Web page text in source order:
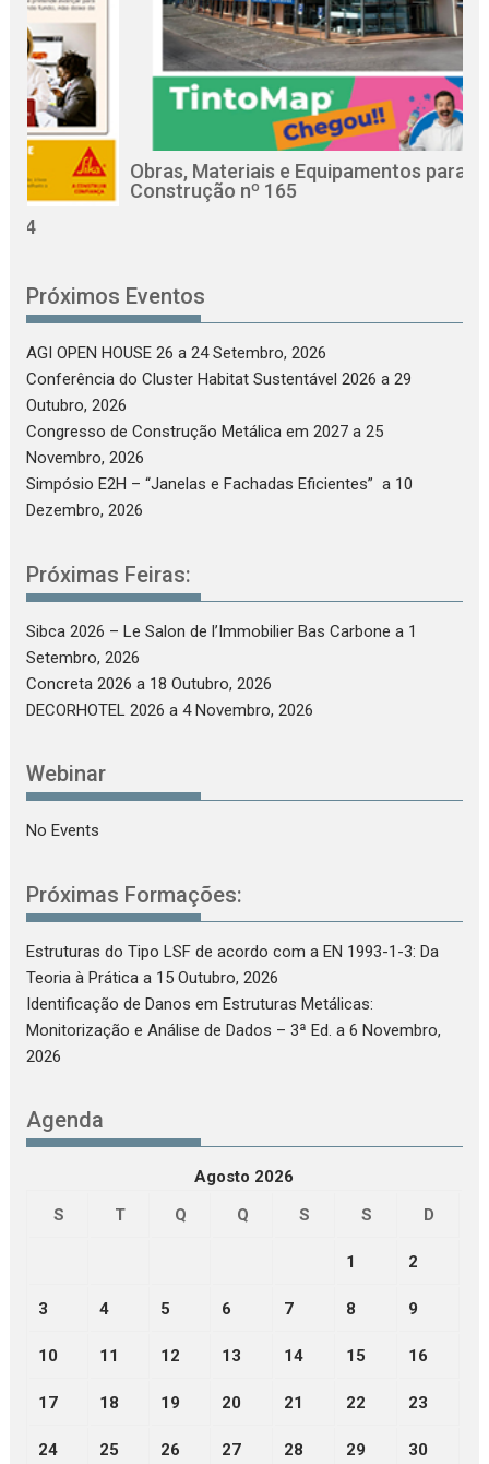
Obras, Materiais e Equipamentos para a
Construção nº 165
Próximos Eventos
AGI OPEN HOUSE 26 a 24 Setembro, 2026
Conferência do Cluster Habitat Sustentável 2026 a 29
Outubro, 2026
Congresso de Construção Metálica em 2027 a 25
Novembro, 2026
Simpósio E2H – “Janelas e Fachadas Eficientes” a 10
Dezembro, 2026
Próximas Feiras:
Sibca 2026 – Le Salon de l’Immobilier Bas Carbone a 1
Setembro, 2026
Concreta 2026 a 18 Outubro, 2026
DECORHOTEL 2026 a 4 Novembro, 2026
Webinar
No Events
Próximas Formações:
Estruturas do Tipo LSF de acordo com a EN 1993-1-3: Da
Teoria à Prática a 15 Outubro, 2026
Identificação de Danos em Estruturas Metálicas:
Monitorização e Análise de Dados – 3ª Ed. a 6 Novembro,
2026
Agenda
Agosto 2026
S
T Q Q S S D
1 2
3 4 5 6 7 8 9
10 11 12 13 14 15 16
17 18 19 20 21 22 23
24 25 26 27 28 29 30